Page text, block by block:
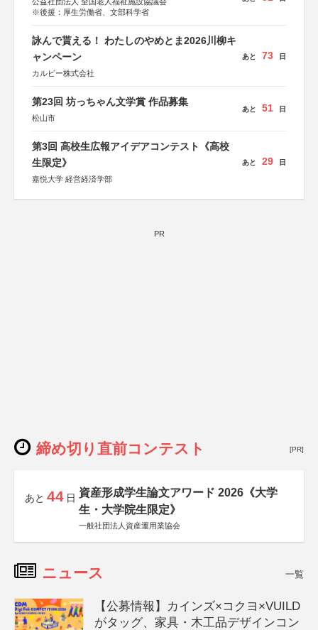
※後援：厚生労働省、文部科学省
詠んで貰える！ わたしのやめとま2026川柳キ
ャンペーン
カルビー株式会社
あと 73 日
第23回 坊っちゃん文学賞 作品募集
松山市
あと 51 日
第3回 高校生広報アイデアコンテスト《高校
生限定》
嘉悦大学 経営経済学部
あと 29 日
PR
締め切り直前コンテスト [PR]
あと 44 日 資産形成学生論文アワード 2026《大学
生・大学院生限定》
一般社団法人資産運用業協会
ニュース 一覧
【公募情報】カインズ×コクヨ×VUILD
がタッグ、家具・木工品デザインコン